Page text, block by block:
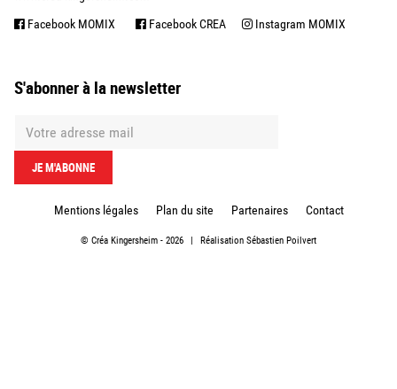
Facebook MOMIX Facebook CREA Instagram MOMIX
S'abonner à la newsletter
Mentions légales Plan du site Partenaires Contact
© Créa Kingersheim - 2026 Réalisation Sébastien Poilvert